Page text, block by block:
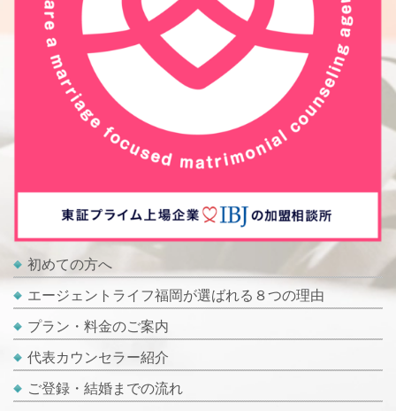
初めての方へ
エージェントライフ福岡が選ばれる８つの理由
プラン・料金のご案内
代表カウンセラー紹介
ご登録・結婚までの流れ